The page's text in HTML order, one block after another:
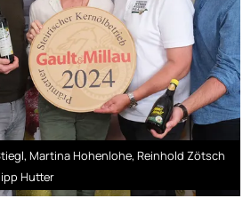
Martina Hohenlohe, Reinhold Zötsch
Hutter